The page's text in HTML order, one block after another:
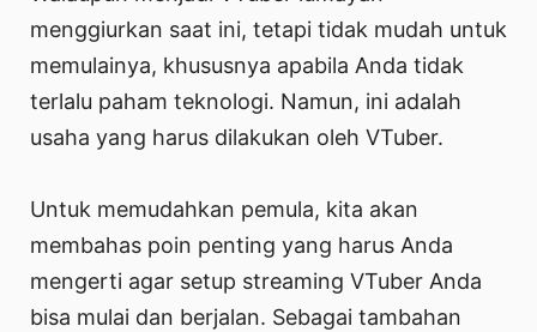
menggiurkan saat ini, tetapi tidak mudah untuk
memulainya, khususnya apabila Anda tidak
terlalu paham teknologi. Namun, ini adalah
usaha yang harus dilakukan oleh VTuber.
Untuk memudahkan pemula, kita akan
membahas poin penting yang harus Anda
mengerti agar setup streaming VTuber Anda
bisa mulai dan berjalan. Sebagai tambahan